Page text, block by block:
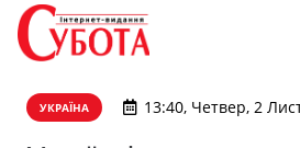
УКРАЇНА 13:40, Четвер, 2